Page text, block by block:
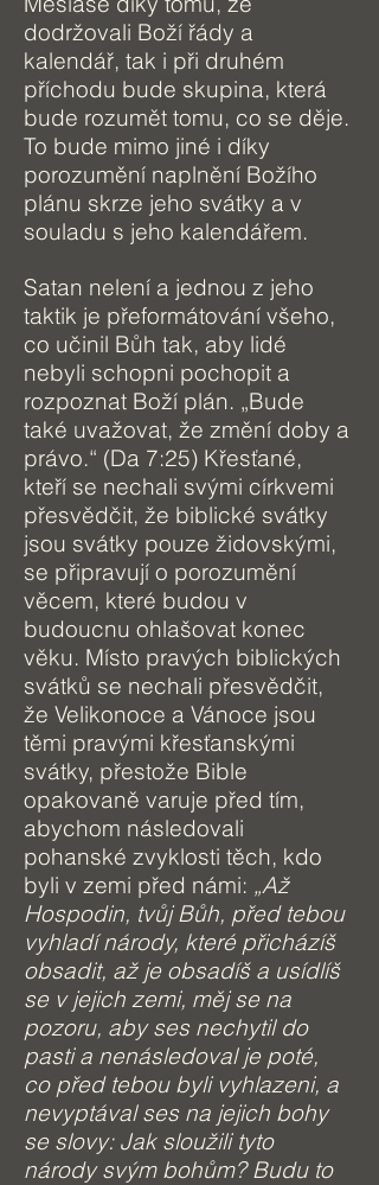
dodržovali Boží řády a
kalendář, tak i při druhém
příchodu bude skupina, která
bude rozumět tomu, co se děje.
To bude mimo jiné i díky
porozumění naplnění Božího
plánu skrze jeho svátky a v
souladu s jeho kalendářem.
Satan nelení a jednou z jeho
taktik je přeformátování všeho,
co učinil Bůh tak, aby lidé
nebyli schopni pochopit a
rozpoznat Boží plán. „Bude
také uvažovat, že změní doby a
právo.“ (Da 7:25) Křesťané,
kteří se nechali svými církvemi
přesvědčit, že biblické svátky
jsou svátky pouze židovskými,
se připravují o porozumění
věcem, které budou v
budoucnu ohlašovat konec
věku. Místo pravých biblických
svátků se nechali přesvědčit,
že Velikonoce a Vánoce jsou
těmi pravými křesťanskými
svátky, přestože Bible
opakovaně varuje před tím,
abychom následovali
pohanské zvyklosti těch, kdo
byli v zemi před námi: „Až
Hospodin, tvůj Bůh, před tebou
vyhladí národy, které přicházíš
obsadit, až je obsadíš a usídlíš
se v jejich zemi, měj se na
pozoru, aby ses nechytil do
pasti a nenásledoval je poté,
co před tebou byli vyhlazeni, a
nevyptával ses na jejich bohy
se slovy: Jak sloužili tyto
národy svým bohům? Budu to